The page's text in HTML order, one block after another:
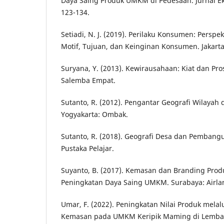
123-134.
Setiadi, N. J. (2019). Perilaku Konsumen:
Motif, Tujuan, dan Keinginan Konsumen.
Suryana, Y. (2013). Kewirausahaan: Kiat dan
Salemba Empat.
Sutanto, R. (2012). Pengantar Geografi Wilayah
Yogyakarta: Ombak.
Sutanto, R. (2018). Geografi Desa dan
Pustaka Pelajar.
Suyanto, B. (2017). Kemasan dan Branding
Peningkatan Daya Saing UMKM. Surabaya:
Umar, F. (2022). Peningkatan Nilai Produk
Kemasan pada UMKM Keripik Maming di